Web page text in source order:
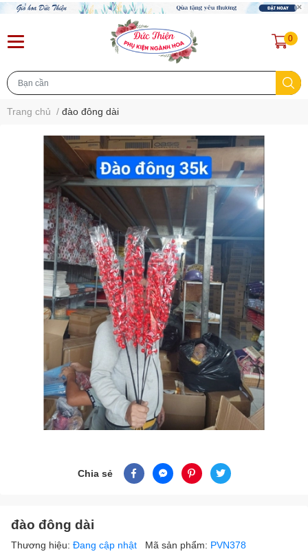
0
Trang chủ / đào đông dài
Chia sẻ
đào đông dài
Thương hiệu: Đang cập nhật Mã sản phẩm: PVN378